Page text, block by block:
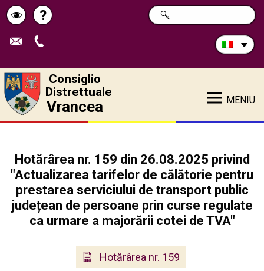
Schimbă
contrastul
Pagina
de
?
Cerca
nel
RICERCA
Consiglio
Distrettuale
Vrancea MENIU
Hotărârea nr. 159 din 26.08.2025 privind
"Actualizarea tarifelor de călătorie pentru
prestarea serviciului de transport public
județean de persoane prin curse regulate
ca urmare a majorării cotei de TVA"
Hotărârea nr. 159